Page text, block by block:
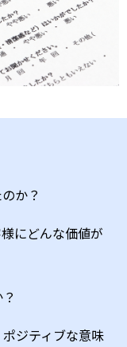
か？
にどんな価値が
ジティブな意味